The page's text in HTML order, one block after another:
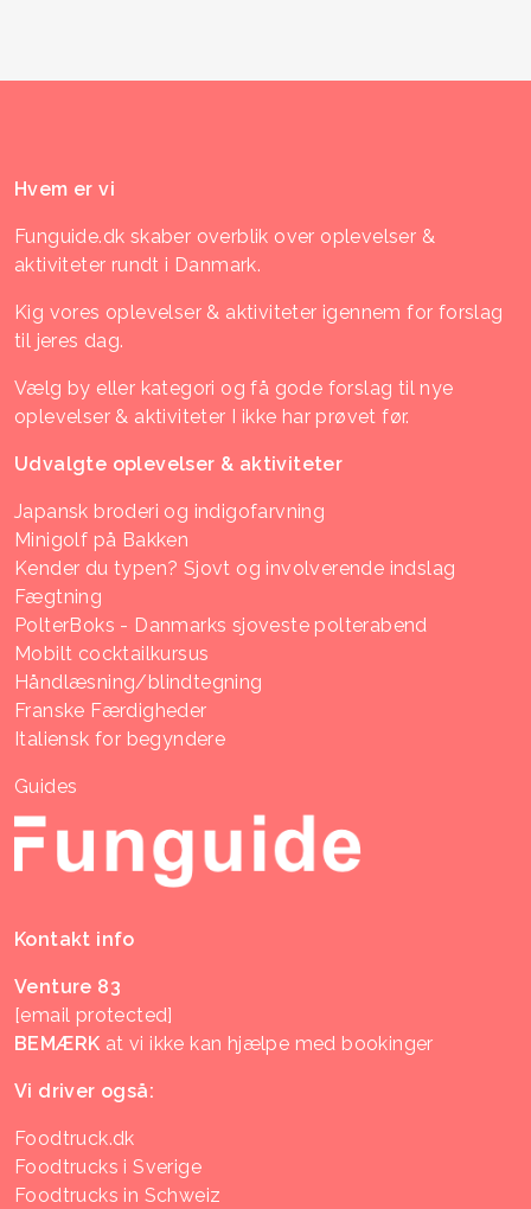
Hvem er vi
Funguide.dk skaber overblik over oplevelser &
aktiviteter rundt i Danmark.
Kig vores oplevelser & aktiviteter igennem for forslag
til jeres dag.
Vælg by eller kategori og få gode forslag til nye
oplevelser & aktiviteter I ikke har prøvet før.
Udvalgte oplevelser & aktiviteter
Japansk broderi og indigofarvning
Minigolf på Bakken
Kender du typen? Sjovt og involverende indslag
Fægtning
PolterBoks - Danmarks sjoveste polterabend
Mobilt cocktailkursus
Håndlæsning/blindtegning
Franske Færdigheder
Italiensk for begyndere
Guides
Kontakt info
Venture 83
[email protected]
BEMÆRK at vi ikke kan hjælpe med bookinger
Vi driver også:
Foodtruck.dk
Foodtrucks i Sverige
Foodtrucks in Schweiz